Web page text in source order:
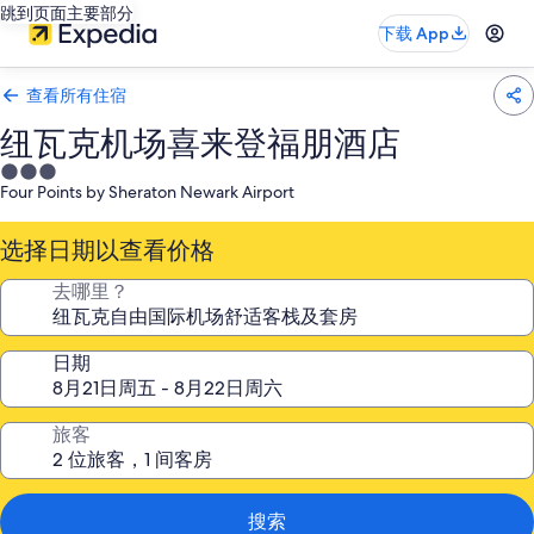
跳到页面主要部分
下载 App
查看所有住宿
纽瓦克机场喜来登福朋酒店
3.0
星
住
宿
Four Points by Sheraton Newark Airport
选择日期以查看价格
去哪里？
日期
旅客
搜索